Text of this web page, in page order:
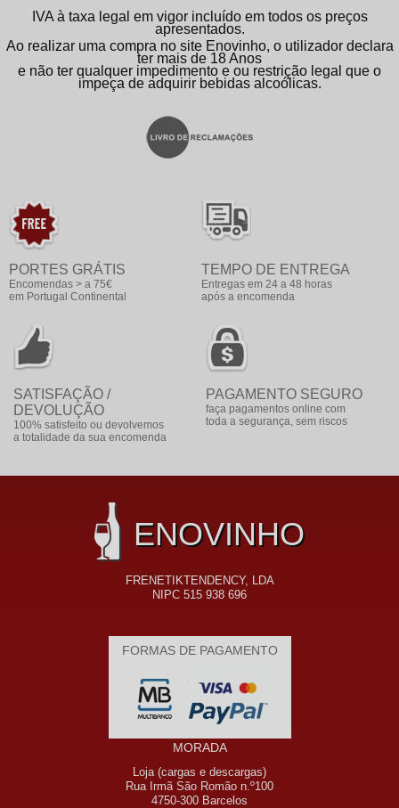
IVA à taxa legal em vigor incluído em todos os preços
apresentados.
Ao realizar uma compra no site Enovinho, o utilizador declara
ter mais de 18 Anos
e não ter qualquer impedimento e ou restrição legal que o
impeça de adquirir bebidas alcoólicas.
PORTES GRÁTIS
Encomendas > a 75€
em Portugal Continental
TEMPO DE ENTREGA
Entregas em 24 a 48 horas
após a encomenda
SATISFAÇÃO /
DEVOLUÇÃO
100% satisfeito ou devolvemos
a totalidade da sua encomenda
PAGAMENTO SEGURO
faça pagamentos online com
toda a segurança, sem riscos
ENOVINHO
FRENETIKTENDENCY, LDA
NIPC 515 938 696
FORMAS DE PAGAMENTO
MORADA
Loja (cargas e descargas)
Rua Irmã São Romão n.º100
4750-300 Barcelos